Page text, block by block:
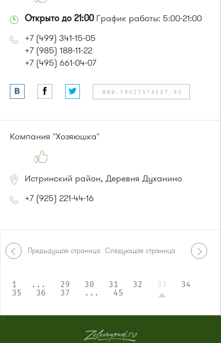
Открыто до 21:00График работы: 5:00-21:00
+7 (499) 341-15-05
+7 (985) 188-11-22
+7 (495) 661-04-07
WWW.FRUITSTREET.RU
Компания "Хозяюшка"
Истринский район, Деревня Духанино
+7 (925) 221-44-16
Предыдущая страница Следующая страница
1 ... 29 30 31 32 33
34
35
36 37 ... 45